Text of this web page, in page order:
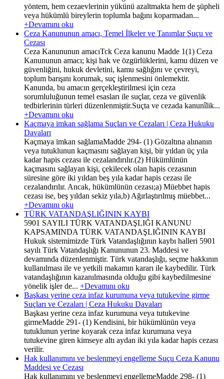
yöntem, hem cezaevlerinin yükünü azaltmakta hem de şüpheli
veya hükümlü bireylerin toplumla bağını koparmadan...
+Devamını oku
Ceza Kanununun amacı, Temel İlkeler ve Tanımlar Suçu ve
Cezası
Ceza Kanununun amacıTck Ceza kanunu Madde 1(1) Ceza
Kanununun amacı; kişi hak ve özgürlüklerini, kamu düzen ve
güvenliğini, hukuk devletini, kamu sağlığını ve çevreyi,
toplum barışını korumak, suç işlenmesini önlemektir.
Kanunda, bu amacın gerçekleştirilmesi için ceza
sorumluluğunun temel esasları ile suçlar, ceza ve güvenlik
tedbirlerinin türleri düzenlenmiştir.Suçta ve cezada kanunîlik...
+Devamını oku
Kaçmaya imkan sağlama Suçları ve Cezaları | Ceza Hukuku
Davaları
Kaçmaya imkan sağlamaMadde 294- (1) Gözaltına alınanın
veya tutuklunun kaçmasını sağlayan kişi, bir yıldan üç yıla
kadar hapis cezası ile cezalandırılır.(2) Hükümlünün
kaçmasını sağlayan kişi, çekilecek olan hapis cezasının
süresine göre iki yıldan beş yıla kadar hapis cezası ile
cezalandırılır. Ancak, hükümlünün cezası;a) Müebbet hapis
cezası ise, beş yıldan sekiz yıla,b) Ağırlaştırılmış müebbet...
+Devamını oku
TÜRK VATANDAŞLIĞININ KAYBI
5901 SAYILI TÜRK VATANDAŞLIĞI KANUNU
KAPSAMINDA TÜRK VATANDAŞLIĞININ KAYBI
Hukuk sistemimizde Türk Vatandaşlığının kaybı halleri 5901
sayılı Türk Vatandaşlığı Kanununun 23. Maddesi ve
devamında düzenlenmiştir. Türk vatandaşlığı, seçme hakkının
kullanılması ile ve yetkili makamın kararı ile kaybedilir. Türk
vatandaşlığının kazanılmasında olduğu gibi kaybedilmesine
yönelik işler de... +Devamını oku
Başkası yerine ceza infaz kurumuna veya tutukevine girme
Suçları ve Cezaları | Ceza Hukuku Davaları
Başkası yerine ceza infaz kurumuna veya tutukevine
girmeMadde 291- (1) Kendisini, bir hükümlünün veya
tutuklunun yerine koyarak ceza infaz kurumuna veya
tutukevine giren kimseye altı aydan iki yıla kadar hapis cezası
verilir.
Hak kullanımını ve beslenmeyi engelleme Suçu Ceza Kanunu
Maddesi ve Cezası
Hak kullanımını ve beslenmeyi engellemeMadde 298- (1)